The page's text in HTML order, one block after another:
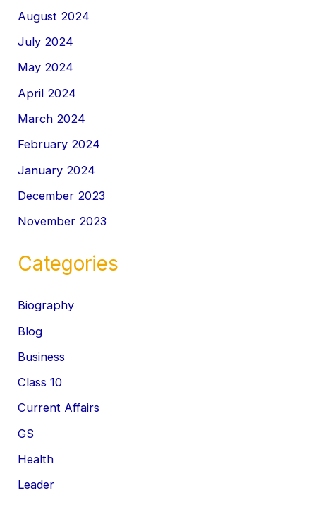
August 2024
July 2024
May 2024
April 2024
March 2024
February 2024
January 2024
December 2023
November 2023
Categories
Biography
Blog
Business
Class 10
Current Affairs
GS
Health
Leader